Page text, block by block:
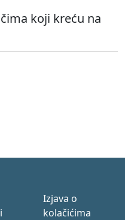
koji kreću na
Izjava o
kolačićima